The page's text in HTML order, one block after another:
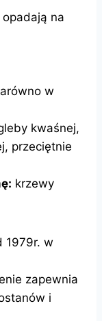
na
w
kwaśnej,
przeciętnie
krzewy
1979r. w
zapewnia
i